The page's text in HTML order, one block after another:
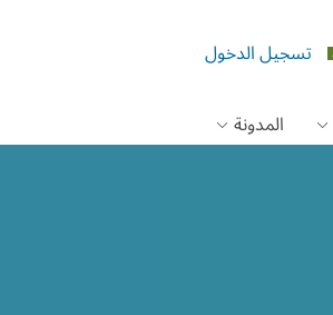
تسجيل الدخول
المدونة